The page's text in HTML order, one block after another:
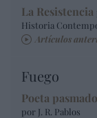
La Resistencia
Historia
Artículos
Fuego
Poeta pasmado
por J. R. Pablos